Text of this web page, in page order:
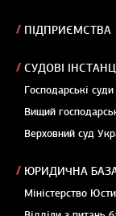
ПІДПРИЄМСТВА
СУДОВІ
Господарські суди
Вищий
Верховний суд
ЮРИДИЧНА
Міністерство